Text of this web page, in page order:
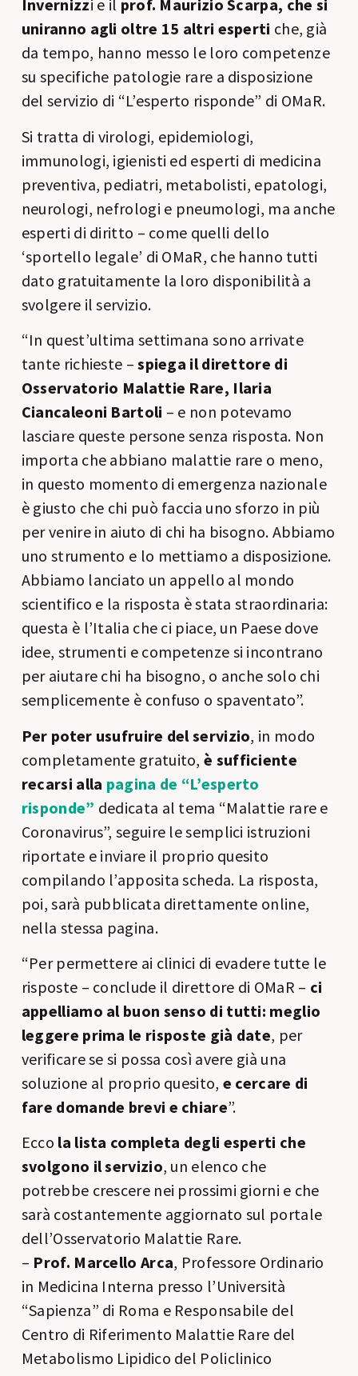
Invernizzi e il prof. Maurizio Scarpa, che si
uniranno agli oltre 15 altri esperti che, già
da tempo, hanno messo le loro competenze
su specifiche patologie rare a disposizione
del servizio di “L’esperto risponde” di OMaR.
Si tratta di virologi, epidemiologi,
immunologi, igienisti ed esperti di medicina
preventiva, pediatri, metabolisti, epatologi,
neurologi, nefrologi e pneumologi, ma anche
esperti di diritto – come quelli dello
‘sportello legale’ di OMaR, che hanno tutti
dato gratuitamente la loro disponibilità a
svolgere il servizio.
“In quest’ultima settimana sono arrivate
tante richieste –spiega il direttore di
Osservatorio Malattie Rare, Ilaria
Ciancaleoni Bartoli – e non potevamo
lasciare queste persone senza risposta. Non
importa che abbiano malattie rare o meno,
in questo momento di emergenza nazionale
è giusto che chi può faccia uno sforzo in più
per venire in aiuto di chi ha bisogno. Abbiamo
uno strumento e lo mettiamo a disposizione.
Abbiamo lanciato un appello al mondo
scientifico e la risposta è stata straordinaria:
questa è l’Italia che ci piace, un Paese dove
idee, strumenti e competenze si incontrano
per aiutare chi ha bisogno, o anche solo chi
semplicemente è confuso o spaventato”.
Per poter usufruire del servizio, in modo
completamente gratuito, è sufficiente
recarsi alla pagina de “L’esperto
risponde” dedicata al tema “Malattie rare e
Coronavirus”, seguire le semplici istruzioni
riportate e inviare il proprio quesito
compilando l’apposita scheda. La risposta,
poi, sarà pubblicata direttamente online,
nella stessa pagina.
“Per permettere ai clinici di evadere tutte le
risposte – conclude il direttore di OMaR – ci
appelliamo al buon senso di tutti: meglio
leggere prima le risposte già date, per
verificare se si possa così avere già una
soluzione al proprio quesito, e cercare di
fare domande brevi e chiare”.
Ecco la lista completa degli esperti che
svolgono il servizio, un elenco che
potrebbe crescere nei prossimi giorni e che
sarà costantemente aggiornato sul portale
dell’Osservatorio Malattie Rare.
– Prof. Marcello Arca, Professore Ordinario
in Medicina Interna presso l’Università
“Sapienza” di Roma e Responsabile del
Centro di Riferimento Malattie Rare del
Metabolismo Lipidico del Policlinico